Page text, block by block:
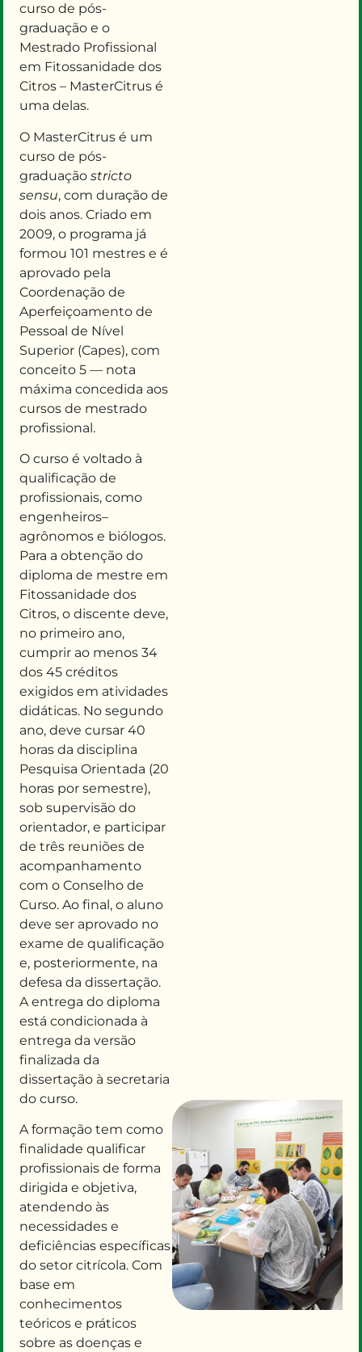
curso de pós-
graduação e o
Mestrado Profissional
em Fitossanidade dos
Citros – MasterCitrus é
uma delas.
O MasterCitrus é um
curso de pós-
graduação stricto
sensu, com duração de
dois anos. Criado em
2009, o programa já
formou 101 mestres e é
aprovado pela
Coordenação de
Aperfeiçoamento de
Pessoal de Nível
Superior (Capes), com
conceito 5 — nota
máxima concedida aos
cursos de mestrado
profissional.
O curso é voltado à
qualificação de
profissionais, como
engenheiros–
agrônomos e biólogos.
Para a obtenção do
diploma de mestre em
Fitossanidade dos
Citros, o discente deve,
no primeiro ano,
cumprir ao menos 34
dos 45 créditos
exigidos em atividades
didáticas. No segundo
ano, deve cursar 40
horas da disciplina
Pesquisa Orientada (20
horas por semestre),
sob supervisão do
orientador, e participar
de três reuniões de
acompanhamento
com o Conselho de
Curso. Ao final, o aluno
deve ser aprovado no
exame de qualificação
e, posteriormente, na
defesa da dissertação.
A entrega do diploma
está condicionada à
entrega da versão
finalizada da
dissertação à secretaria
do curso.
A formação tem como
finalidade qualificar
profissionais de forma
dirigida e objetiva,
atendendo às
necessidades e
deficiências específicas
do setor citrícola. Com
base em
conhecimentos
teóricos e práticos
sobre as doenças e